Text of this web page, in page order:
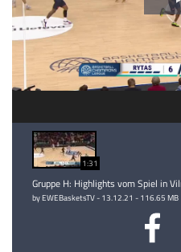
1:31
Gruppe H: Highlights vom Spiel in
by EWEBasketsTV - 13.12.21 - 116.65 MB